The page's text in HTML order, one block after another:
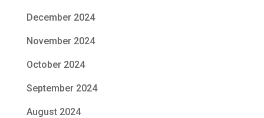
December 2024
November 2024
October 2024
September 2024
August 2024